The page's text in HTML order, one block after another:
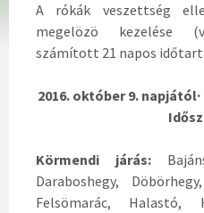
A rókák veszettség
megelözö kezelése
számított 21 napos
2016. október 9.
Körmendi járás:
Daraboshegy,
Felsömarác, Halastó,